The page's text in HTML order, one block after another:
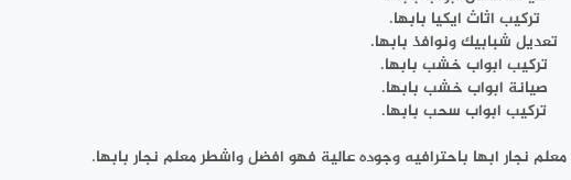
تركيب اثاث ايكيا بابها.
تعديل شبابيك ونوافذ بابها.
تركيب ابواب خشب بابها.
صيانة ابواب خشب بابها.
تركيب ابواب سحب بابها.
نجار ابها باحترافيه وجوده عالية فهو افضل واشطر معلم نجار بابها.